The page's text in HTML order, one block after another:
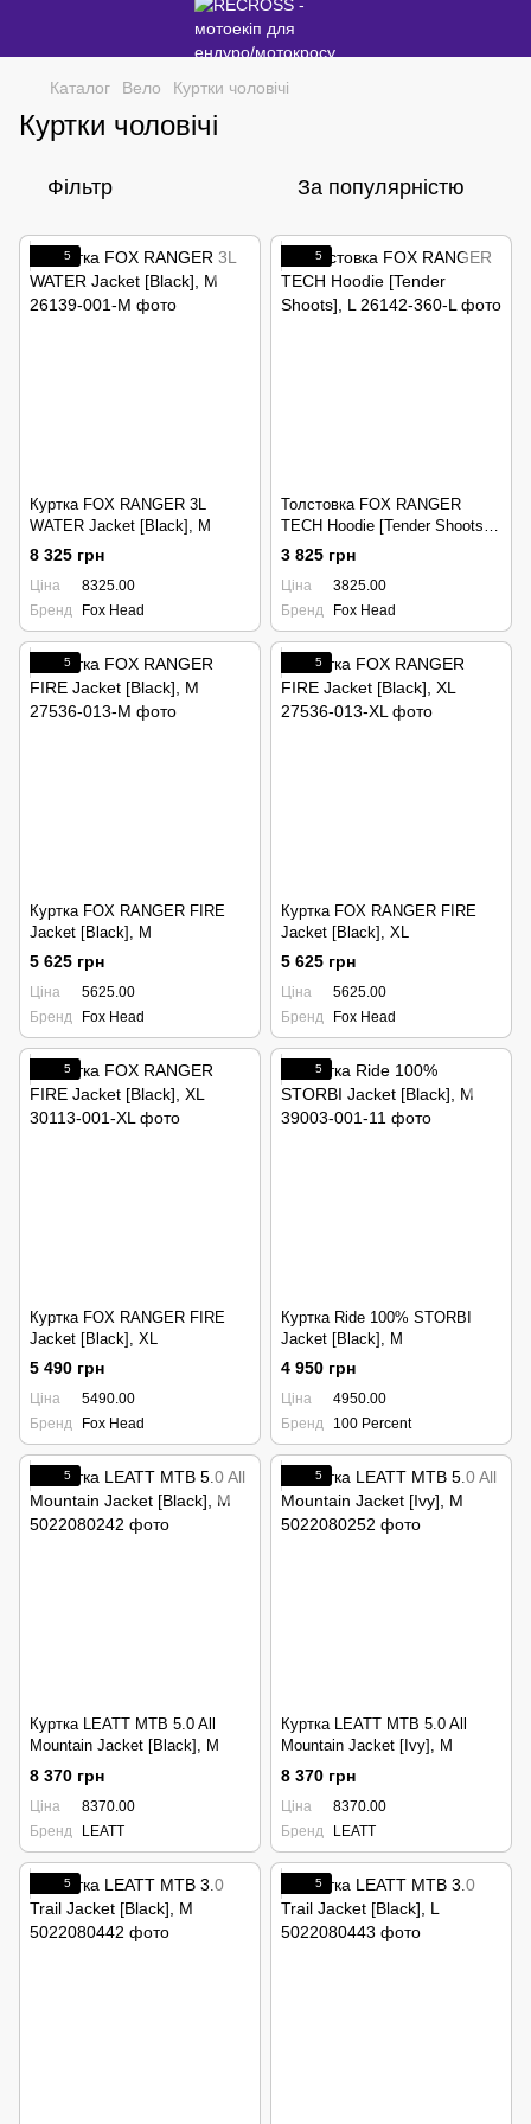
Каталог Вело Куртки чоловічі
Куртки чоловічі
Фільтр За популярністю
5
Куртка FOX RANGER 3L
WATER Jacket [Black], M
8 325 грн
Ціна
8325.00
Бренд
Fox Head
5
Толстовка FOX RANGER
TECH Hoodie [Tender Shoots],
L
3 825 грн
Ціна
3825.00
Бренд
Fox Head
5
Куртка FOX RANGER FIRE
Jacket [Black], M
5 625 грн
Ціна
5625.00
Бренд
Fox Head
5
Куртка FOX RANGER FIRE
Jacket [Black], XL
5 625 грн
Ціна
5625.00
Бренд
Fox Head
5
Куртка FOX RANGER FIRE
Jacket [Black], XL
5 490 грн
Ціна
5490.00
Бренд
Fox Head
5
Куртка Ride 100% STORBI
Jacket [Black], M
4 950 грн
Ціна
4950.00
Бренд
100 Percent
5
Куртка LEATT MTB 5.0 All
Mountain Jacket [Black], M
8 370 грн
Ціна
8370.00
Бренд
LEATT
5
Куртка LEATT MTB 5.0 All
Mountain Jacket [Ivy], M
8 370 грн
Ціна
8370.00
Бренд
LEATT
5 5